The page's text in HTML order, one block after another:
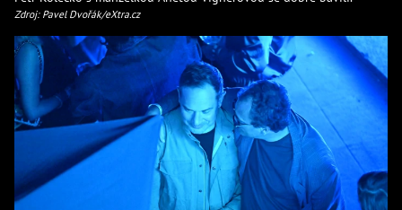
Zdroj: Pavel Dvořák/eXtra.cz